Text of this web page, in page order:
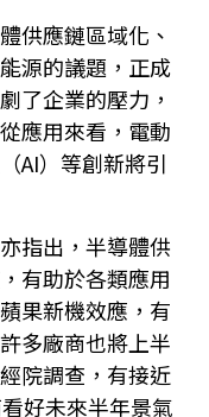
供應鏈區域化、
源的議題，正成
了企業的壓力，
應用來看，電動
AI）等創新將引
指出，半導體供
有助於各類應用
果新機效應，有
多廠商也將上半
院調查，有接近
好未來半年景氣